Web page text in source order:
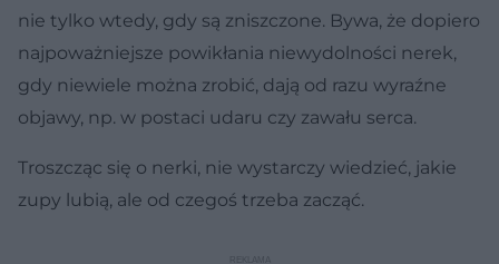
nie tylko wtedy, gdy są zniszczone. Bywa, że dopiero
najpoważniejsze powikłania niewydolności nerek,
gdy niewiele można zrobić, dają od razu wyraźne
objawy, np. w postaci udaru czy zawału serca.
Troszcząc się o nerki, nie wystarczy wiedzieć, jakie
zupy lubią, ale od czegoś trzeba zacząć.